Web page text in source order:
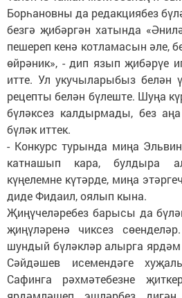
Борһановны да редакциябез
безгә җибәргән хатында
пешереп кенә котламасын әле,
өйрәник», - дип язып җибәрүе
итте. Ул укучыларыбыз белән
рецепты белән бүлеште. Шуңа
бүләксез калдырмады, без
бүләк иттек.
- Конкурс турында миңа
катнашып кара, булдыра
күңелемне күтәрде, миңа
диде Фидаил, оялып кына.
Җиңүчеләребез барысы да
җиңүләренә чиксез
шундый бүләкләр алырга ярдәм
Сәйдәшев исемендәге
Сафинга рәхмәтебезне